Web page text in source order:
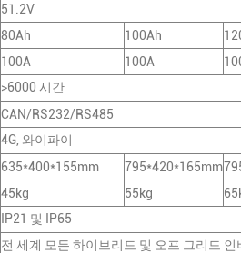
51.2V
80Ah 100Ah
100A 100A
>6000 시간
CAN/RS232/RS485
4G, 와이파이
635*400*155mm 795*420*165mm
45kg 55kg
IP21 및 IP65
전 세계 모든 하이브리드 및 오프 그리드 인